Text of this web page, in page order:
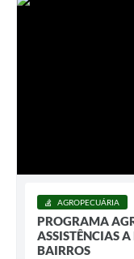
AGROPECUÁRIA
PROGRAMA
ASSISTÊNCIAS
BAIRROS